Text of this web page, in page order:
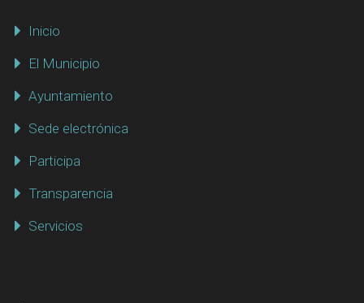
Inicio
El Municipio
Ayuntamiento
Sede electrónica
Participa
Transparencia
Servicios